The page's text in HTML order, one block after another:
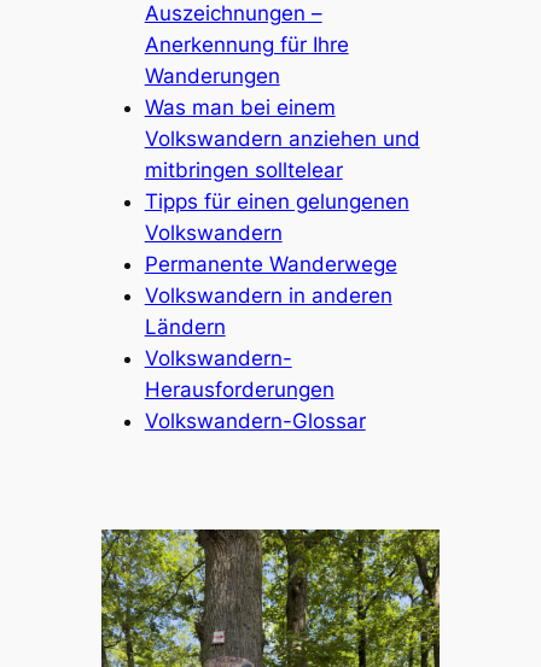
Auszeichnungen –
Anerkennung für Ihre
Wanderungen
Was man bei einem
Volkswandern anziehen und
mitbringen solltelear
Tipps für einen gelungenen
Volkswandern
Permanente Wanderwege
Volkswandern in anderen
Ländern
Volkswandern-
Herausforderungen
Volkswandern-Glossar